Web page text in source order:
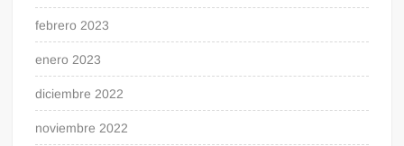
febrero 2023
enero 2023
diciembre 2022
noviembre 2022